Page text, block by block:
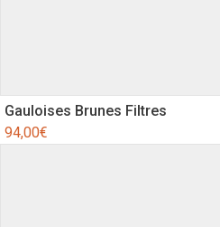
Gauloises Brunes Filtres
94,00€